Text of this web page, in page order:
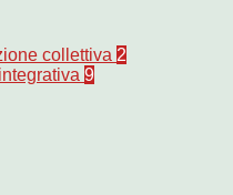
collettiva 2
9